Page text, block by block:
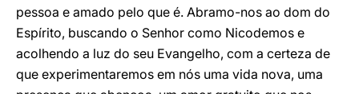
pessoa e amado pelo que é. Abramo-nos ao dom do
Espírito, buscando o Senhor como Nicodemos e
acolhendo a luz do seu Evangelho, com a certeza de
que experimentaremos em nós uma vida nova, uma